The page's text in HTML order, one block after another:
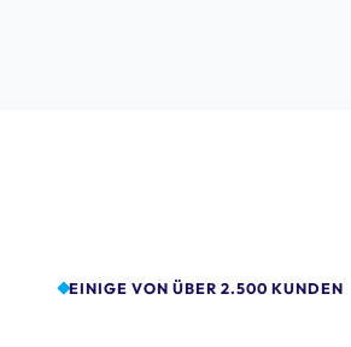
EINIGE VON ÜBER 2.500 KUNDEN